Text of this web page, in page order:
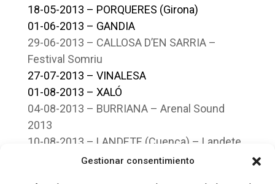
Gestionar consentimiento
18-05-2013 – PORQUERES (Girona)
01-06-2013 – GANDIA
29-06-2013 – CALLOSA D’EN SARRIA –
Festival Somriu
27-07-2013 – VINALESA
01-08-2013 – XALÓ
04-08-2013 – BURRIANA – Arenal Sound
2013
10-08-2013 – LANDETE (Cuenca) – Landete